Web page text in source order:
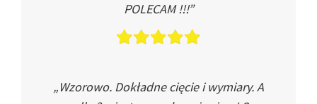
POLECAM !!!”
„Wzorowo. Dokładne cięcie i wymiary. A